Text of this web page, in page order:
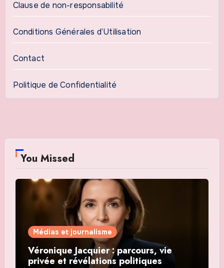
Clause de non-responsabilité
Conditions Générales d’Utilisation
Contact
Politique de Confidentialité
You Missed
Médias et journalisme
Véronique Jacquier : parcours, vie
privée et révélations politiques